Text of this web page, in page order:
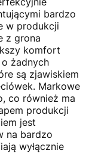
bardzo
w produkcji
z grona
komfort
żadnych
są zjawiskiem
Markowe
co również ma
produkcji
jest
na bardzo
wyłącznie